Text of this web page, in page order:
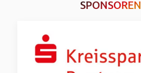
SPONSOREN